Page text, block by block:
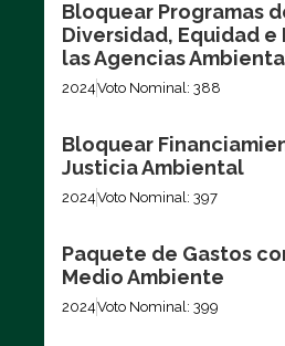
Bloquear Programas
Diversidad, Equidad e
las Agencias
2024Voto Nominal: 388
Bloquear
Justicia Ambiental
2024Voto Nominal: 397
Paquete de Gastos
Medio Ambiente
2024Voto Nominal: 399